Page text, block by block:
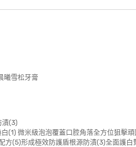
曦雪松牙膏
漬(3)
(1) 微米級泡泡覆蓋口腔角落全方位狙擊
方(5)形成極效防護盾根源防漬(3)全面護